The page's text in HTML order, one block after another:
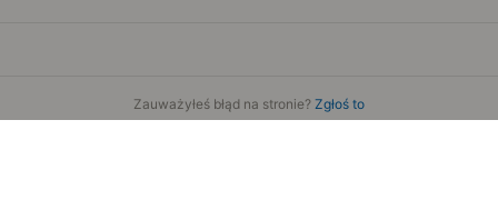
Zauważyłeś błąd na stronie? Zgłoś to